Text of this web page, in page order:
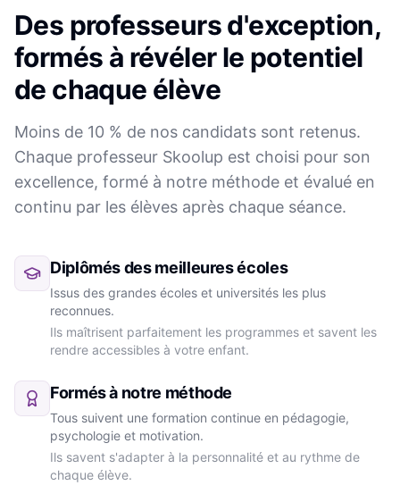
Des professeurs d'exception,
formés à révéler le potentiel
de chaque élève
Moins de 10 % de nos candidats sont retenus.
Chaque professeur Skoolup est choisi pour son
excellence, formé à notre méthode et évalué en
continu par les élèves après chaque séance.
Diplômés des meilleures écoles
Issus des grandes écoles et universités les plus
reconnues.
Ils maîtrisent parfaitement les programmes et savent les
rendre accessibles à votre enfant.
Formés à notre méthode
Tous suivent une formation continue en pédagogie,
psychologie et motivation.
Ils savent s'adapter à la personnalité et au rythme de
chaque élève.